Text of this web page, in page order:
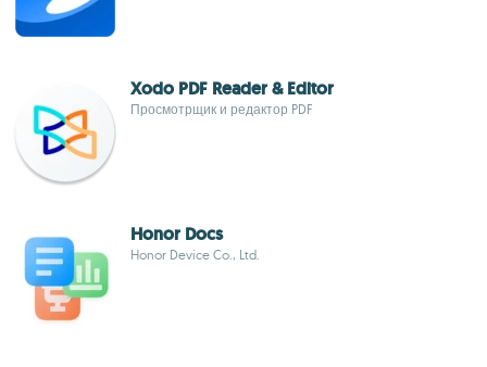
Xodo PDF Reader & Editor
Просмотрщик и редактор PDF
Honor Docs
Honor Device Co., Ltd.